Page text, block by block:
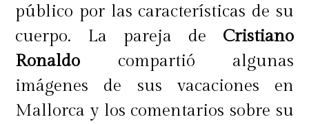
público por las características de su
cuerpo. La pareja de Cristiano
Ronaldo compartió algunas
imágenes de sus vacaciones en
Mallorca y los comentarios sobre su